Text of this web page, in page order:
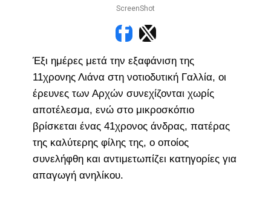
ScreenShot
Έξι ημέρες μετά την εξαφάνιση της
11χρονης Λιάνα στη νοτιοδυτική Γαλλία, οι
έρευνες των Αρχών συνεχίζονται χωρίς
αποτέλεσμα, ενώ στο μικροσκόπιο
βρίσκεται ένας 41χρονος άνδρας, πατέρας
της καλύτερης φίλης της, ο οποίος
συνελήφθη και αντιμετωπίζει κατηγορίες για
απαγωγή ανηλίκου.